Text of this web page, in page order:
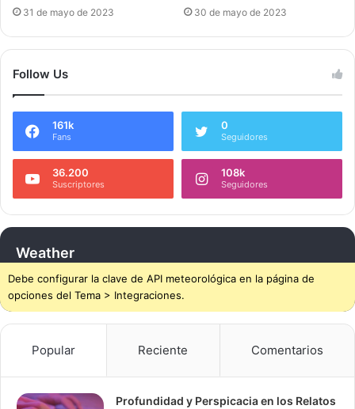
31 de mayo de 2023 30 de mayo de 2023
Follow Us
161k
Fans
0
Seguidores
36.200
Suscriptores
108k
Seguidores
Weather
Debe configurar la clave de API meteorológica en la página de
opciones del Tema > Integraciones.
Popular Reciente Comentarios
Profundidad y Perspicacia en los Relatos